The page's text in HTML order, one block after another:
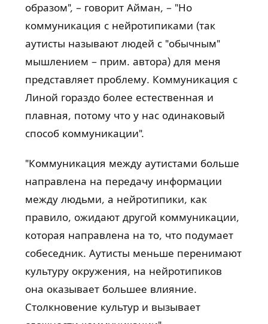
образом", – говорит Айман, – "Но
коммуникация с нейротипиками (так
аутисты называют людей с "обычным"
мышлением – прим. автора) для меня
представляет проблему. Коммуникация с
Линой гораздо более естественная и
плавная, потому что у нас одинаковый
способ коммуникации".
"Коммуникация между аутистами больше
направлена на передачу информации
между людьми, а нейротипики, как
правило, ожидают другой коммуникации,
которая направлена на то, что подумает
собеседник. Аутисты меньше перенимают
культуру окружения, на нейротипиков
она оказывает большее влияние.
Столкновение культур и вызывает